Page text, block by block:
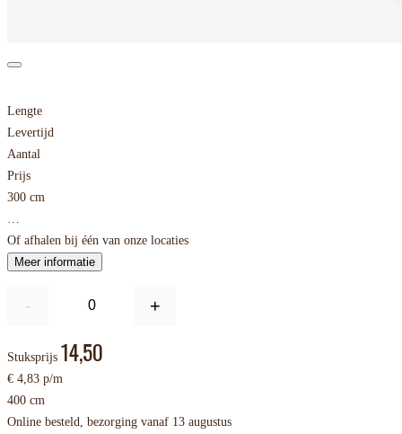
Lengte
Levertijd
Aantal
Prijs
300 cm
…
Of afhalen bij één van onze locaties
Meer informatie
- +
Stuksprijs 14,50
€ 4,83 p/m
400 cm
Online besteld, bezorging vanaf 13 augustus